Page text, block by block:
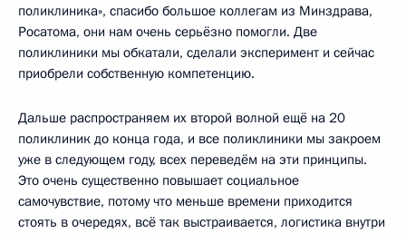
поликлиника», спасибо большое коллегам из Минздрава,
Росатома, они нам очень серьёзно помогли. Две
поликлиники мы обкатали, сделали эксперимент и сейчас
приобрели собственную компетенцию.
Дальше распространяем их второй волной ещё на 20
поликлиник до конца года, и все поликлиники мы закроем
уже в следующем году, всех переведём на эти принципы.
Это очень существенно повышает социальное
самочувствие, потому что меньше времени приходится
стоять в очередях, всё так выстраивается, логистика внутри